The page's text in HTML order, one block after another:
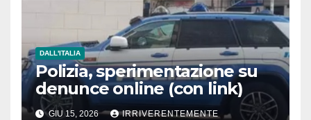
cittadino e nel mirino pure
segretaria di seggio che
spiava e modificava schede
anziani e disabili
DALL'ITALIA
Polizia, sperimentazione su
denunce online (con link)
GIU 15, 2026 IRRIVERENTEMENTE